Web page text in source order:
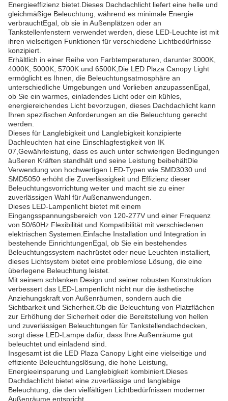
Energieeffizienz bietet.Dieses Dachdachlicht liefert eine helle und
gleichmäßige Beleuchtung, während es minimale Energie
verbrauchtEgal, ob sie in Außenplätzen oder an
Tankstellenfenstern verwendet werden, diese LED-Leuchte ist mit
ihren vielseitigen Funktionen für verschiedene Lichtbedürfnisse
konzipiert.
Erhältlich in einer Reihe von Farbtemperaturen, darunter 3000K,
4000K, 5000K, 5700K und 6500K,Die LED Plaza Canopy Light
ermöglicht es Ihnen, die Beleuchtungsatmosphäre an
unterschiedliche Umgebungen und Vorlieben anzupassenEgal,
ob Sie ein warmes, einladendes Licht oder ein kühles,
energiereichendes Licht bevorzugen, dieses Dachdachlicht kann
Ihren spezifischen Anforderungen an die Beleuchtung gerecht
werden.
Dieses für Langlebigkeit und Langlebigkeit konzipierte
Dachleuchten hat eine Einschlagfestigkeit von IK
07,Gewährleistung, dass es auch unter schwierigen Bedingungen
äußeren Kräften standhält und seine Leistung beibehältDie
Verwendung von hochwertigen LED-Typen wie SMD3030 und
SMD5050 erhöht die Zuverlässigkeit und Effizienz dieser
Beleuchtungsvorrichtung weiter und macht sie zu einer
zuverlässigen Wahl für Außenanwendungen.
Dieses LED-Lampenlicht bietet mit einem
Eingangsspannungsbereich von 120-277V und einer Frequenz
von 50/60Hz Flexibilität und Kompatibilität mit verschiedenen
elektrischen Systemen.Einfache Installation und Integration in
bestehende EinrichtungenEgal, ob Sie ein bestehendes
Beleuchtungssystem nachrüstet oder neue Leuchten installiert,
dieses Lichtsystem bietet eine problemlose Lösung, die eine
überlegene Beleuchtung leistet.
Mit seinem schlanken Design und seiner robusten Konstruktion
verbessert das LED-Lampenlicht nicht nur die ästhetische
Anziehungskraft von Außenräumen, sondern auch die
Sichtbarkeit und Sicherheit.Ob die Beleuchtung von Platzflächen
zur Erhöhung der Sicherheit oder die Bereitstellung von hellen
und zuverlässigen Beleuchtungen für Tankstellendachdecken,
sorgt diese LED-Lampe dafür, dass Ihre Außenräume gut
beleuchtet und einladend sind.
Insgesamt ist die LED Plaza Canopy Light eine vielseitige und
effiziente Beleuchtungslösung, die hohe Leistung,
Energieeinsparung und Langlebigkeit kombiniert.Dieses
Dachdachlicht bietet eine zuverlässige und langlebige
Beleuchtung, die den vielfältigen Lichtbedürfnissen moderner
Außenräume entspricht.